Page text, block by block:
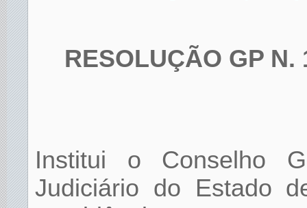
RESOLUÇÃO GP N.
Institui o Conselho
Judiciário do Estado